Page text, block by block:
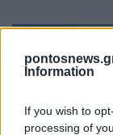
Information
If you wish to
processing of